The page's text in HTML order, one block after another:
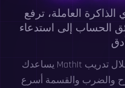
العاملة، ترفع
الحساب إلى استدعاء
يساعدك MathIt على بناء طلاقة الرياضيات من خلال تدريب
والضرب والقسمة أسرع